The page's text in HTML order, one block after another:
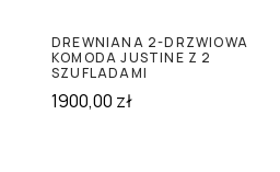
DREWNIANA 2-DRZWIOWA
KOMODA JUSTINE Z 2
SZUFLADAMI
1900,00 zł